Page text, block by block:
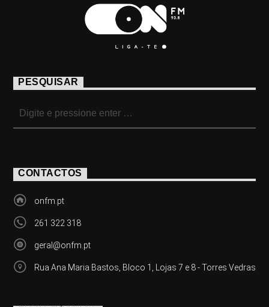
PESQUISAR
CONTACTOS
onfm.pt
261 322 318
geral@onfm.pt
Rua Ana Maria Bastos, Bloco 1, Lojas 7 e 8 - Torres Vedras